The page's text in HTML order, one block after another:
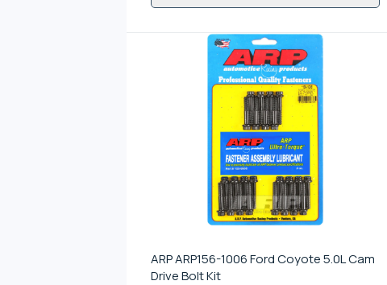
ARP ARP156-1006 Ford Coyote 5.0L Cam
Drive Bolt Kit